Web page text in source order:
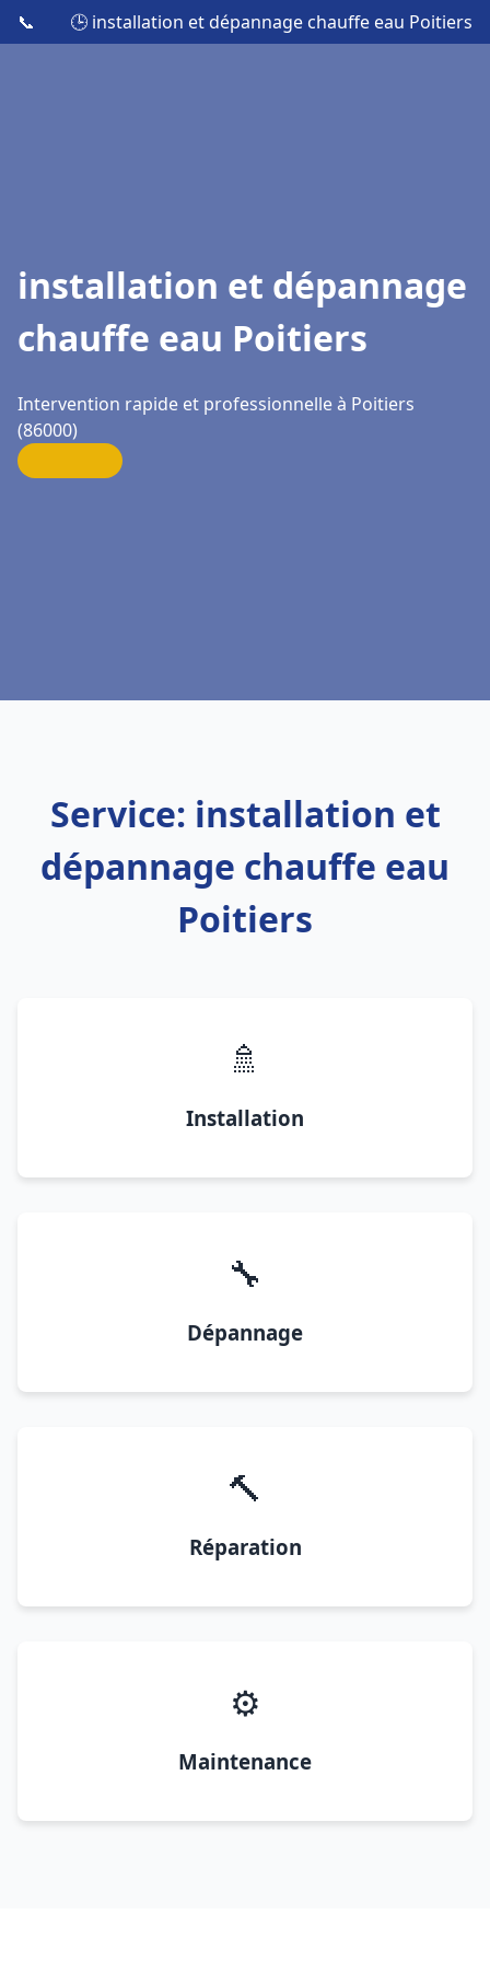
📞 🕒 installation et dépannage chauffe eau Poitiers
installation et dépannage
chauffe eau Poitiers
Intervention rapide et professionnelle à Poitiers
(86000)
Service: installation et
dépannage chauffe eau
Poitiers
🚿
Installation
🔧
Dépannage
🔨
Réparation
⚙️
Maintenance